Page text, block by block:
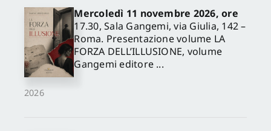
2026
Mercoledì 11 novembre 2026, ore
17.30, Sala Gangemi, via Giulia, 142 –
Roma. Presentazione volume LA
FORZA DELL’ILLUSIONE, volume
Gangemi editore ...